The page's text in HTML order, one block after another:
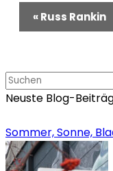
Veranstaltung-
Navigation
«Russ Rankin
Neuste Blog-
Sommer, Sonne,